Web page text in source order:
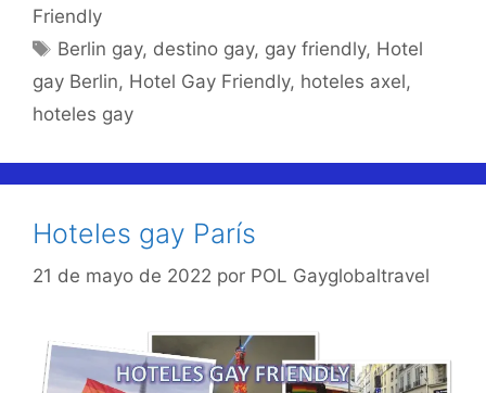
Friendly
Etiquetas
Berlin gay, destino gay, gay friendly, Hotel
gay Berlin, Hotel Gay Friendly, hoteles axel,
hoteles gay
Hoteles gay París
21 de mayo de 2022 por POL Gayglobaltravel